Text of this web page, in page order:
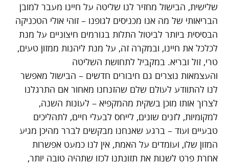
שלישית, הבישול מחזיר לנו שליטה על חיינו מעבר למובן
הבריאותי של מה אנו מכניסים לגופנו – זוהי אולי הטכניקה
הבסיסית ביותר לביטול התלות בגורמים חיצוניים על מנת
לכלכל את חיינו, ובמקרה זה, על מנת ליהנות ממזון טעים,
טרי, זול ובריא. במקביל לתחושת השליטה
והעצמאות נוצרים גם חיבורים חדשים – הבישול מאפשר
לנו להתוודע לעולם שלם שהזנחנו מאחור אם התרגלנו
לצרוך אותו מוכן בשקית מהמקפיא – לעונות השנה,
למקומיות, לזנים שונים, לייחס לבעלי חיים, לתהליכים
טבעיים ועוד – ברגע שאנחנו מבקשים לברר מהיכן מגיע
המזון שלו, ועומדים על האמת, אין לנו כמעט אפשרות
אחרת פרט לשנות את תזונתנו לכזו שתהיה טובה יותר,